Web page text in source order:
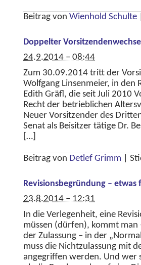
Beitrag von Wienhold Schulte
Doppelter
24.9.2014 – 08:44
Zum 30.09.2014 tritt der
Wolfgang Linsenmeier, in den
Edith Gräfl, die seit Juli 2010
Recht der betrieblichen
Neuer Vorsitzender des
Senat als Beisitzer tätige Dr.
[…]
Beitrag von Detlef Grimm
Revisionsbegründung – etwas
23.8.2014 – 12:31
In die Verlegenheit, eine
müssen (dürfen), kommt
der Zulassung – in der
muss die Nichtzulassung mit
angegriffen werden. Und wer